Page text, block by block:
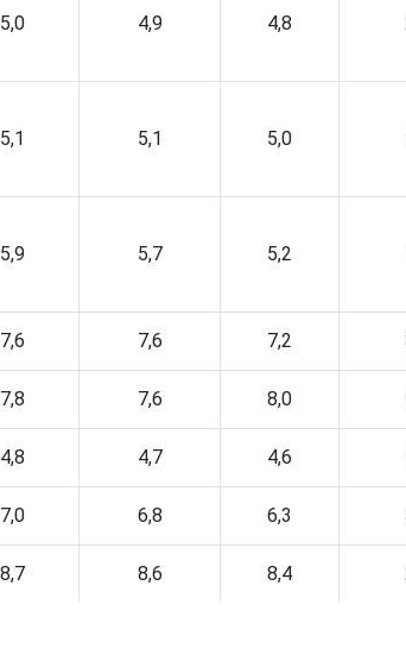
5,0 4,9 4,8
5,1 5,1 5,0
5,9 5,7 5,2
7,6 7,6 7,2
7,8 7,6 8,0
4,8 4,7 4,6
7,0 6,8 6,3
8,7 8,6 8,4